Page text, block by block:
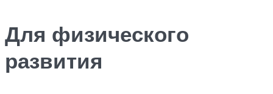
Для физического
развития